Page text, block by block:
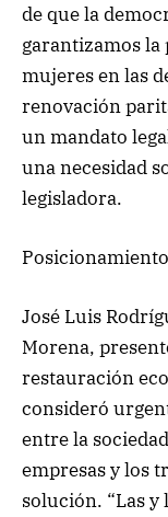
de que la
garantizamos
mujeres en las
renovación
un mandato
una necesidad
legisladora.
José Luis
Morena,
restauración
consideró
entre la
empresas y los
solución. “Las y